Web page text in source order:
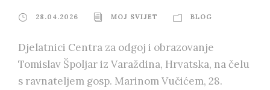
28.04.2026 MOJ SVIJET BLOG
Djelatnici Centra za odgoj i obrazovanje
Tomislav Špoljar iz Varaždina, Hrvatska, na čelu
s ravnateljem gosp. Marinom Vučićem, 28.